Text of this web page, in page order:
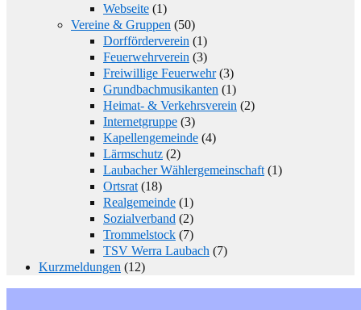
Webseite (1)
Vereine & Gruppen (50)
Dorfförderverein (1)
Feuerwehrverein (3)
Freiwillige Feuerwehr(3)
Grundbachmusikanten (1)
Heimat- & Verkehrsverein (2)
Internetgruppe (3)
Kapellengemeinde (4)
Lärmschutz (2)
Laubacher Wählergemeinschaft (1)
Ortsrat (18)
Realgemeinde (1)
Sozialverband (2)
Trommelstock (7)
TSV Werra Laubach (7)
Kurzmeldungen (12)